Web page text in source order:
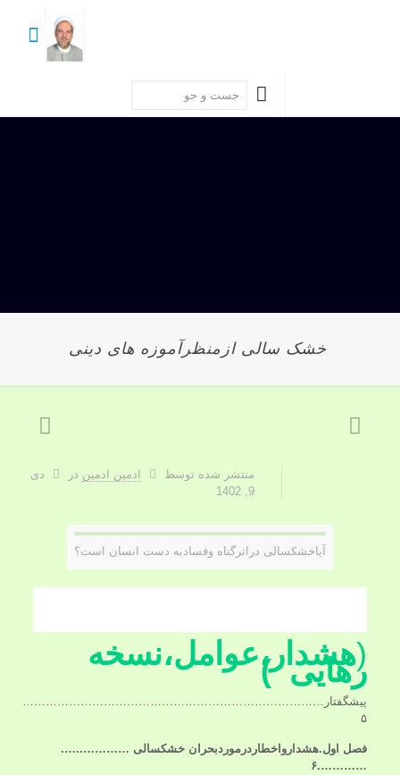
خشک سالی ازمنظرآموزه های دینی
منتشر شده توسط ادمین ادمین در
دی
9, 1402
آیاخشکسالی دراثرگناه وفسادبه دست انسان است؟
(هشدار،عوامل،نسخه
رهایی )
پیشگفتار……………………………………………………………………
۵
فصل اول.هشدارواخطاردرموردبحران خشکسالی …………..
….
………….۶